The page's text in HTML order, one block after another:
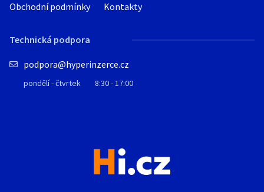
Obchodní podmínky
Kontakty
Technická podpora
podpora@hyperinzerce.cz
pondělí - čtvrtek 8:30 - 17:00